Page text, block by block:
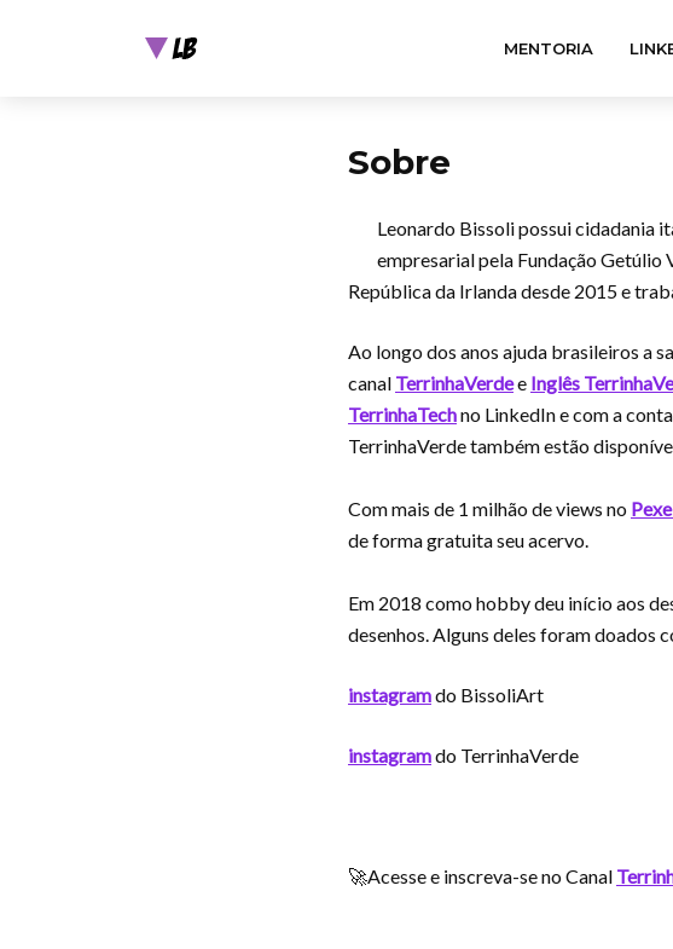
MENTORIA
Sobre
Leonardo Bissoli possui cidadania
empresarial pela Fundação Getúlio
República da Irlanda desde 2015 e
Ao longo dos anos ajuda brasileiros a
canal TerrinhaVerdee Inglês
TerrinhaTechno LinkedIn e com a
TerrinhaVerde também estão
Com mais de 1 milhão de views no
de forma gratuita seu acervo.
Em 2018 como hobby deu início aos
desenhos. Alguns deles foram doados
instagramdo BissoliArt
instagramdo TerrinhaVerde
🚀Acesse e inscreva-se no Canal